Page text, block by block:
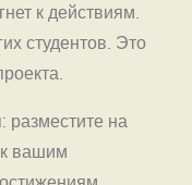
к действиям.
студентов. Это
разместите на
вашим